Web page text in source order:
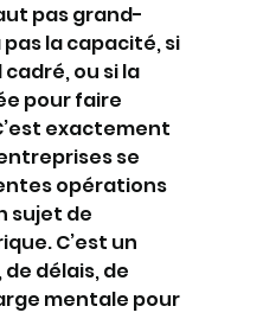
pas grand-
pas la capacité, si
ou si la
pour faire
exactement
se
opérations
sujet de
C’est un
délais, de
mentale pour